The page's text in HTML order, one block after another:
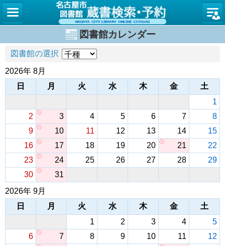
名古屋
図書館カレンダー
図書館の選択
2026年 8月
日
月 火 水 木 金
土
1
2
3 4 5 6 7
8
9
10 11 12 13 14
15
16
17 18 19 20 21
22
23
24 25 26 27 28
29
30
31
2026年 9月
日
月 火 水 木 金
土
1
2 3 4
5
6
7 8 9 10 11
12